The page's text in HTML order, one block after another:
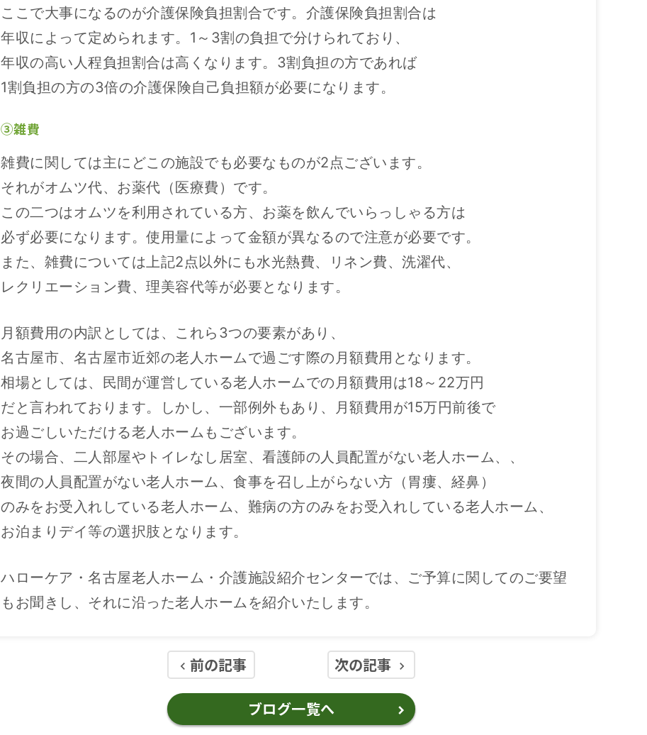
ここで大事になるのが介護保険負担割合です。介護保険負担割合は
年収によって定められます。1～3割の負担で分けられており、
年収の高い人程負担割合は高くなります。3割負担の方であれば
1割負担の方の3倍の介護保険自己負担額が必要になります。
③雑費
雑費に関しては主にどこの施設でも必要なものが2点ございます。
それがオムツ代、お薬代（医療費）です。
この二つはオムツを利用されている方、お薬を飲んでいらっしゃる方は
必ず必要になります。使用量によって金額が異なるので注意が必要です。
また、雑費については上記2点以外にも水光熱費、リネン費、洗濯代、
レクリエーション費、理美容代等が必要となります。
月額費用の内訳としては、これら3つの要素があり、
名古屋市、名古屋市近郊の老人ホームで過ごす際の月額費用となります。
相場としては、民間が運営している老人ホームでの月額費用は18～22万円
だと言われております。しかし、一部例外もあり、月額費用が15万円前後で
お過ごしいただける老人ホームもございます。
その場合、二人部屋やトイレなし居室、看護師の人員配置がない老人ホーム、、
夜間の人員配置がない老人ホーム、食事を召し上がらない方（胃瘻、経鼻）
のみをお受入れしている老人ホーム、難病の方のみをお受入れしている老人ホーム、
お泊まりデイ等の選択肢となります。
ハローケア・名古屋老人ホーム・介護施設紹介センターでは、ご予算に関してのご要望
もお聞きし、それに沿った老人ホームを紹介いたします。
keyboard_arrow_left 前の記事 次の記事 keyboard_arrow_right
ブログ一覧へ